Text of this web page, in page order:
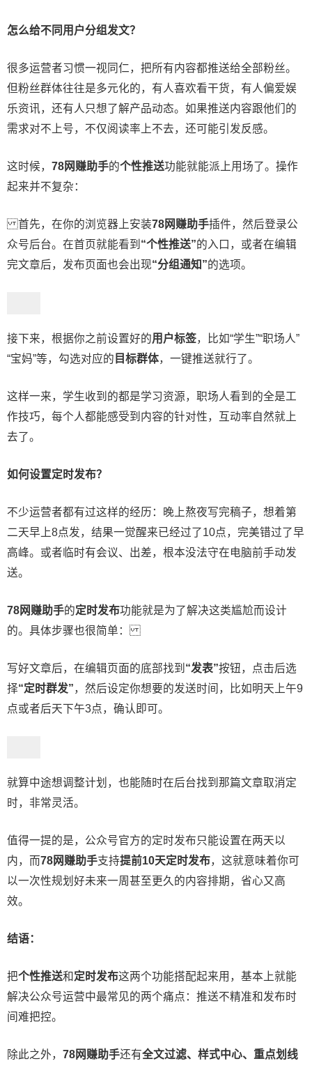
怎么给不同用户分组发文？
很多运营者习惯一视同仁，把所有内容都推送给全部粉丝。
但粉丝群体往往是多元化的，有人喜欢看干货，有人偏爱娱
乐资讯，还有人只想了解产品动态。如果推送内容跟他们的
需求对不上号，不仅阅读率上不去，还可能引发反感。
这时候， 78网赚助手的个性推送功能就能派上用场了。操作
起来并不复杂：
首先，在你的浏览器上安装78网赚助手插件，然后登录公
众号后台。在首页就能看到 “个性推送”的入口，或者在编辑
完文章后，发布页面也会出现“分组通知”的选项。
接下来，根据你之前设置好的用户标签，比如“学生”“职场人”
“宝妈”等，勾选对应的 目标群体，一键推送就行了。
这样一来，学生收到的都是学习资源，职场人看到的全是工
作技巧，每个人都能感受到内容的针对性，互动率自然就上
去了。
如何设置定时发布？
不少运营者都有过这样的经历：晚上熬夜写完稿子，想着第
二天早上8点发，结果一觉醒来已经过了10点，完美错过了早
高峰。或者临时有会议、出差，根本没法守在电脑前手动发
送。
78网赚助手的定时发布功能就是为了解决这类尴尬而设计
的。具体步骤也很简单：
写好文章后，在编辑页面的底部找到 “发表”按钮，点击后选
择“定时群发”，然后设定你想要的发送时间，比如明天上午9
点或者后天下午3点，确认即可。
就算中途想调整计划，也能随时在后台找到那篇文章取消定
时，非常灵活。
值得一提的是，公众号官方的定时发布只能设置在两天以
内，而78网赚助手支持提前10天定时发布，这就意味着你可
以一次性规划好未来一周甚至更久的内容排期，省心又高
效。
结语：
把个性推送和 定时发布这两个功能搭配起来用，基本上就能
解决公众号运营中最常见的两个痛点：推送不精准和发布时
间难把控。
除此之外， 78网赚助手还有全文过滤、样式中心、重点划线